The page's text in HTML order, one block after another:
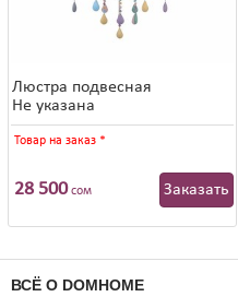
Люстра подвесная
Не указана
Товар на заказ *
28 500сом Заказать
ВСЁ О DOMHOME